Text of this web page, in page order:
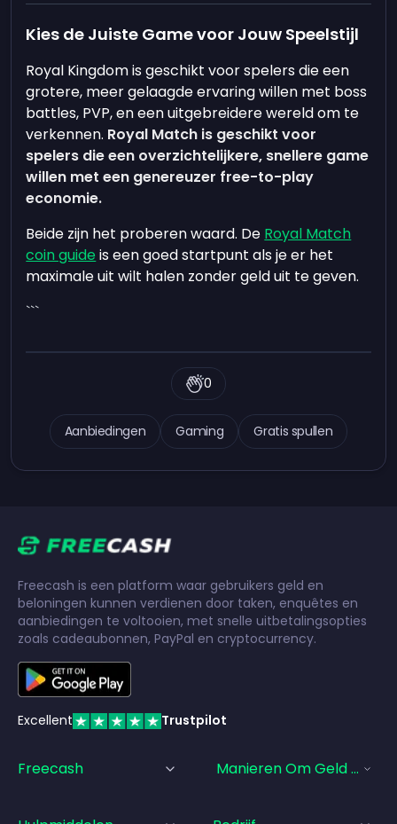
Kies de Juiste Game voor Jouw Speelstijl
Royal Kingdom is geschikt voor spelers die een
grotere, meer gelaagde ervaring willen met boss
battles, PVP, en een uitgebreidere wereld om te
verkennen. Royal Match is geschikt voor
spelers die een overzichtelijkere, snellere game
willen met een genereuzer free-to-play
economie.
Beide zijn het proberen waard. De Royal Match
coin guide is een goed startpunt als je er het
maximale uit wilt halen zonder geld uit te geven.
```
Aanbiedingen Gaming Gratis spullen
0
Freecash is een platform waar gebruikers geld en
beloningen kunnen verdienen door taken, enquêtes en
aanbiedingen te voltooien, met snelle uitbetalingsopties
zoals cadeaubonnen, PayPal en cryptocurrency.
Excellent Trustpilot
Freecash Manieren Om Geld Te